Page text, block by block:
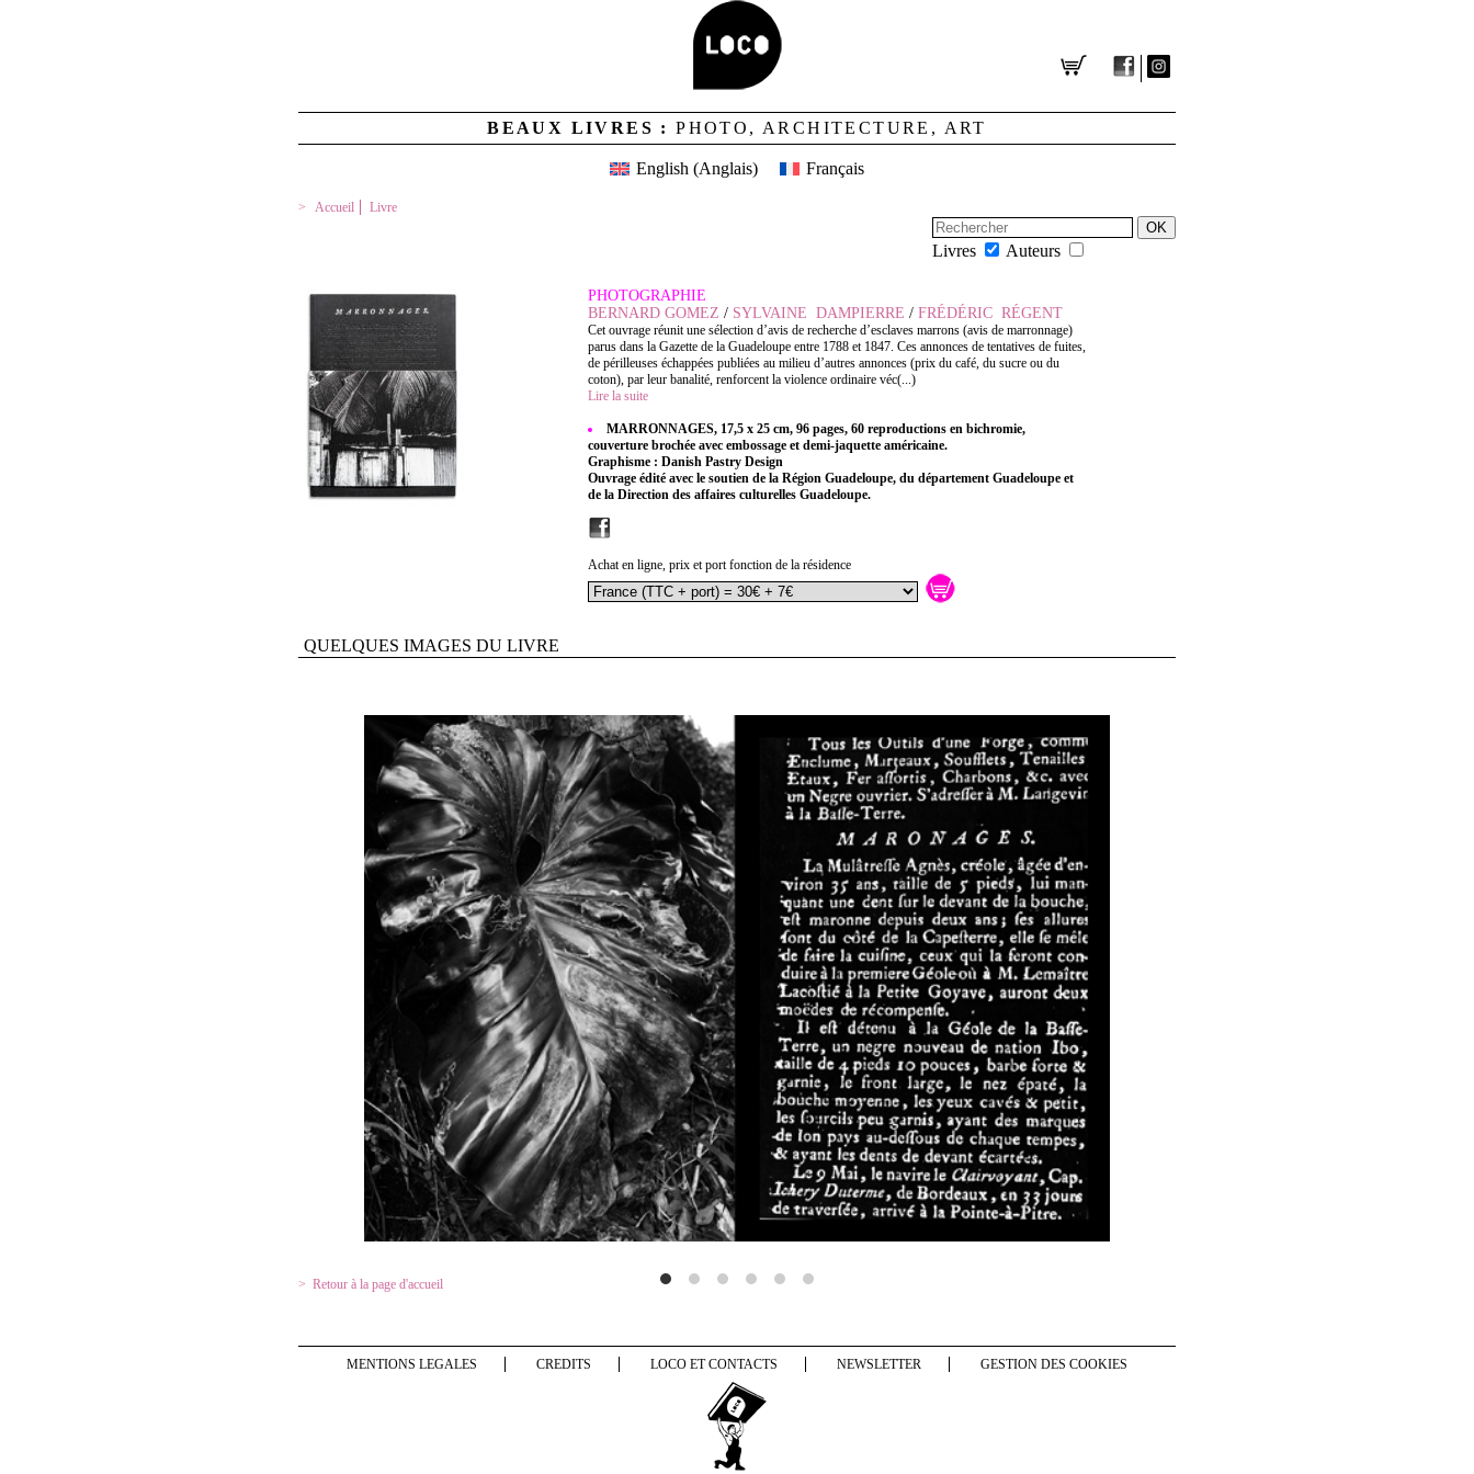
BEAUX LIVRES :PHOTO, ARCHITECTURE, ART
English (Anglais) Français
Accueil Livre
Livres Auteurs
PHOTOGRAPHIE
BERNARD GOMEZ / SYLVAINE DAMPIERRE / FRÉDÉRIC RÉGENT
Cet ouvrage réunit une sélection d’avis de recherche d’esclaves marrons (avis de marronnage)
parus dans la Gazette de la Guadeloupe entre 1788 et 1847. Ces annonces de tentatives de fuites,
de périlleuses échappées publiées au milieu d’autres annonces (prix du café, du sucre ou du
coton), par leur banalité, renforcent la violence ordinaire véc(...)
Lire la suite
MARRONNAGES, 17,5 x 25 cm, 96 pages, 60 reproductions en bichromie,
couverture brochée avec embossage et demi-jaquette américaine.
Graphisme : Danish Pastry Design
Ouvrage édité avec le soutien de la Région Guadeloupe, du département Guadeloupe et
de la Direction des affaires culturelles Guadeloupe.
Achat en ligne, prix et port fonction de la résidence
QUELQUES IMAGES DU LIVRE
Retour à la page d'accueil
MENTIONS LEGALES CREDITS LOCO ET CONTACTS NEWSLETTER GESTION DES COOKIES